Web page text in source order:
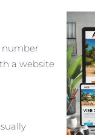
number
a website